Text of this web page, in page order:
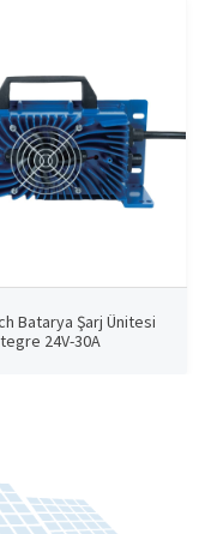
Batarya Şarj Ünitesi
24V-30A